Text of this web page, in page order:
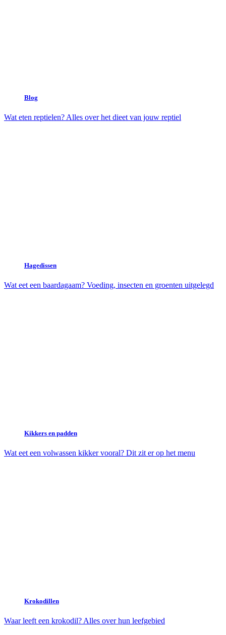
Blog
Wat eten reptielen? Alles over het dieet van jouw reptiel
Hagedissen
Wat eet een baardagaam? Voeding, insecten en groenten uitgelegd
Kikkers en padden
Wat eet een volwassen kikker vooral? Dit zit er op het menu
Krokodillen
Waar leeft een krokodil? Alles over hun leefgebied